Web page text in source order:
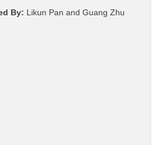
By: Likun Pan and Guang Zhu